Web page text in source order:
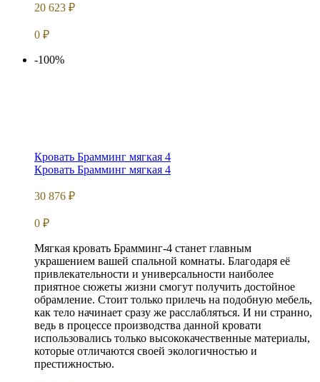
20 623 ₽
0 ₽
-100%
Кровать Брамминг мягкая 4
Кровать Брамминг мягкая 4
30 876 ₽
0 ₽
Мягкая кровать Брамминг-4 станет главным
украшением вашей спальной комнаты. Благодаря её
привлекательности и универсальности наиболее
приятное сюжеты жизни смогут получить достойное
обрамление. Стоит только прилечь на подобную мебель,
как тело начинает сразу же расслабляться. И ни странно,
ведь в процессе производства данной кровати
использовались только высококачественные материалы,
которые отличаются своей экологичностью и
престижностью.